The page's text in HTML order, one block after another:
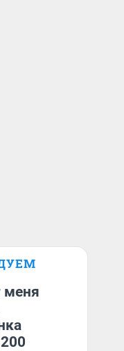
меня